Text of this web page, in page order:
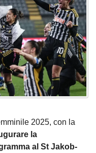
2025, con la
la
al St Jakob-